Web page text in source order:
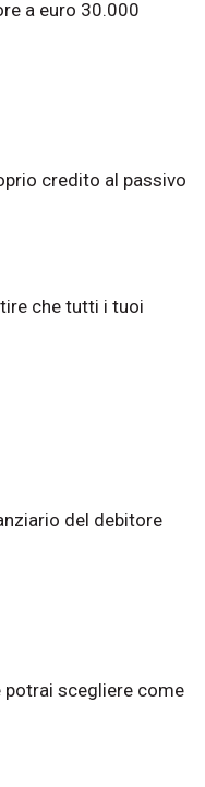
a euro 30.000
credito al passivo
che tutti i tuoi
del debitore
scegliere come